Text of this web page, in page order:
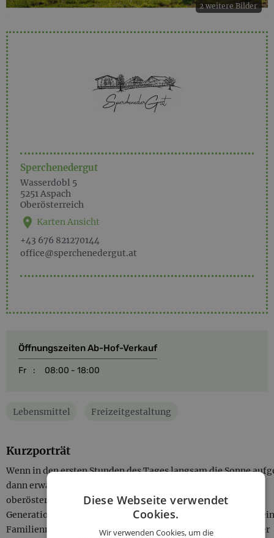
2 weitere Bilder
Sperchenedergut
Wasserdobl 5
5251Aspach
Oberösterreich
Karten Ansicht
+43 676 821270144
office@sperchenedergut.at
Öffnungszeiten Ab-Hof-Verkauf
Fr : 08:00 - 18:00
Lebensmittel Freizeitgestaltung
Kurzporträt
Wenn in den ersten Stunden des Tages langsam die Sonne
dann erwacht auch das Sperchenedergut bei Aspach im
oberösterreichischen Innviertel zum Leben. Hier leben zwei
Generationen der Familie Mayer gemeinsam mit ihren
Familienmitgliedern. Aus Liebe zur Natur und dem Gefühl der
Diese Webseite verwendet
Cookies.
Wir verwenden Cookies, um die